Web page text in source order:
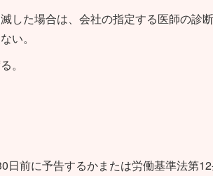
した場合は、会社の指定する医師の診
い。
。
前に予告するかまたは労働基準法第